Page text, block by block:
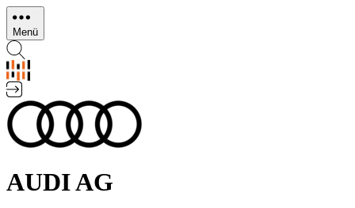
Direkt
zum
Inhalt
Menü
AUDI AG